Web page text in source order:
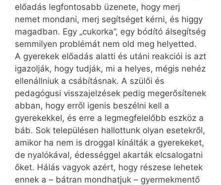
előadás legfontosabb üzenete, hogy merj
nemet mondani, merj segítséget kérni, és higgy
magadban. Egy „cukorka”, egy bódító álsegítség
semmilyen problémát nem old meg helyetted.
A gyerekek előadás alatti és utáni reakciói is azt
igazolják, hogy tudják, mi a helyes, mégis nehéz
ellenállniuk a csábításnak. A szülői és
pedagógusi visszajelzések pedig megerősítenek
abban, hogy erről igenis beszélni kell a
gyerekekkel, és erre a legmegfelelőbb eszköz a
báb. Sok településen hallottunk olyan esetekről,
amikor ha nem is droggal kínálták a gyerekeket,
de nyalókával, édességgel akarták elcsalogatni
őket. Hálás vagyok azért, hogy részese lehetek
ennek a – bátran mondhatjuk – gyermekmentő